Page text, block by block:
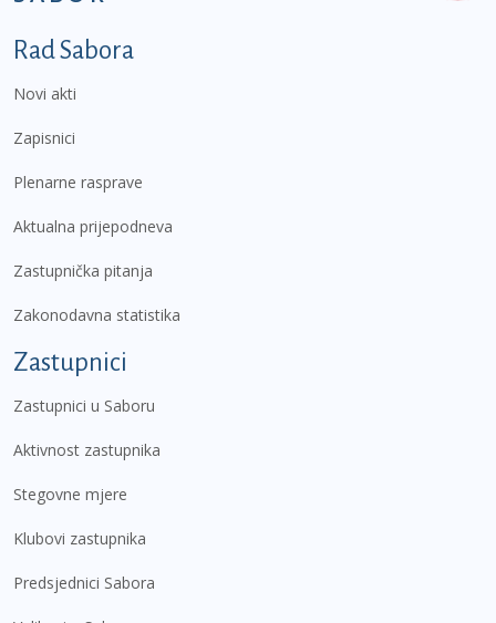
Podnožje prvi izbornik
Rad Sabora
Novi akti
Zapisnici
Plenarne rasprave
Aktualna prijepodneva
Zastupnička pitanja
Zakonodavna statistika
Zastupnici
Zastupnici u Saboru
Aktivnost zastupnika
Stegovne mjere
Klubovi zastupnika
Predsjednici Sabora